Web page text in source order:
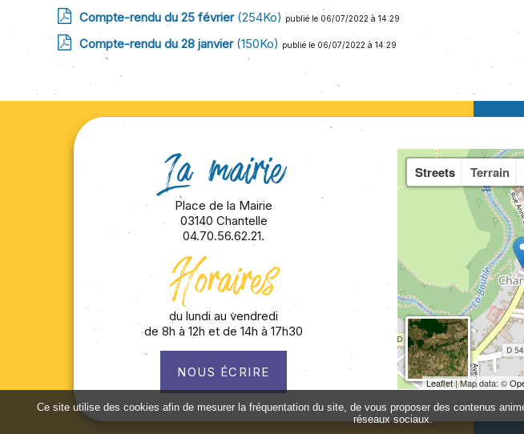
Compte-rendu du 25 février(254Ko) publié le 06/07/2022 à 14:29
Compte-rendu du 28 janvier(150Ko) publié le 06/07/2022 à 14:29
La mairie
Place de la Mairie
03140 Chantelle
04.70.56.62.21.
Horaires
du lundi au vendredi
de 8h à 12h et de 14h à 17h30
NOUS ÉCRIRE
Streets Terrain
Leaflet| Map data: ©
Ce site utilise des cookies afin de mesurer la fréquentation du site, de vous proposer des contenus
réseaux sociaux.